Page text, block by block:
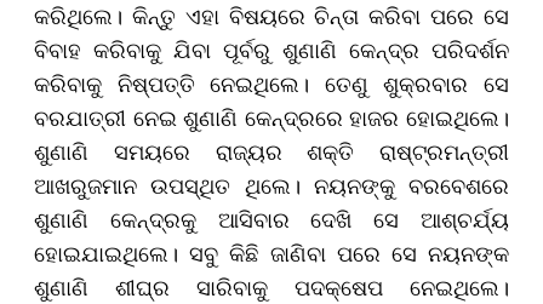
କରିଥିଲେ। କିନ୍ତୁ ଏହା ବିଷୟରେ ଚିନ୍ତା କରିବା ପରେ ସେ
ବିବାହ କରିବାକୁ ଯିବା ପୂର୍ବରୁ ଶୁଣାଣି କେନ୍ଦ୍ର ପରିଦର୍ଶନ
କରିବାକୁ ନିଷ୍ପତ୍ତି ନେଇଥିଲେ। ତେଣୁ ଶୁକ୍ରବାର ସେ
ବରଯାତ୍ରୀ ନେଇ ଶୁଣାଣି କେନ୍ଦ୍ରରେ ହାଜର ହୋଇଥିଲେ।
ଶୁଣାଣି ସମୟରେ ରାଜ୍ୟର ଶକ୍ତି ରାଷ୍ଟ୍ରମନ୍ତ୍ରୀ
ଆଖରୁଜମାନ ଉପସ୍ଥିତ ଥିଲେ। ନୟନଙ୍କୁ ବରବେଶରେ
ଶୁଣାଣି କେନ୍ଦ୍ରକୁ ଆସିବାର ଦେଖି ସେ ଆଶ୍ଚର୍ଯ୍ୟ
ହୋଇଯାଇଥିଲେ। ସବୁ କିଛି ଜାଣିବା ପରେ ସେ ନୟନଙ୍କ
ଶୁଣାଣି ଶୀଘ୍ର ସାରିବାକୁ ପଦକ୍ଷେପ ନେଇଥିଲେ।